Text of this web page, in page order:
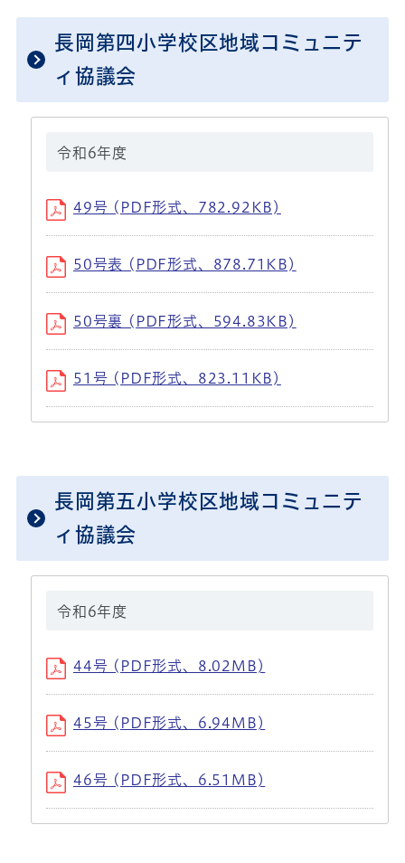
長岡第四小学校区地域コミュニテ
ィ協議会
令和6年度
49号 (PDF形式、782.92KB)
50号表 (PDF形式、878.71KB)
50号裏 (PDF形式、594.83KB)
51号 (PDF形式、823.11KB)
長岡第五小学校区地域コミュニテ
ィ協議会
令和6年度
44号 (PDF形式、8.02MB)
45号 (PDF形式、6.94MB)
46号 (PDF形式、6.51MB)